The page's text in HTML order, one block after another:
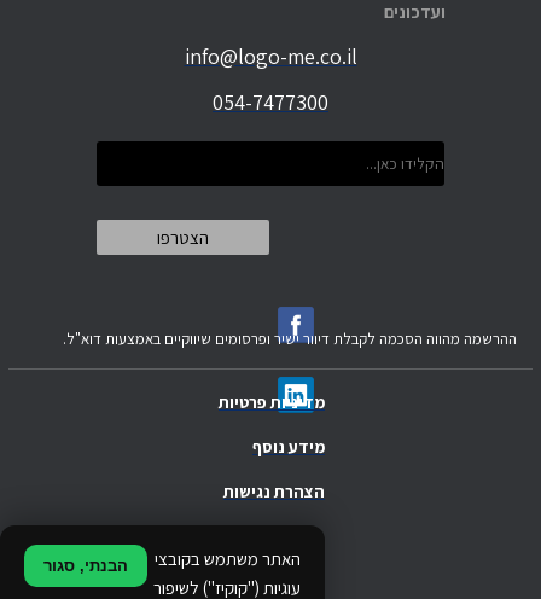
ועדכונים
info@logo-me.co.il
054-7477300
מדיניות פרטיות
האתר משתמש בקובצי
עוגיות ("קוקיז") לשיפור
הבנתי, סגור
מידע נוסף
הצהרת נגישות
ההרשמה מהווה הסכמה לקבלת דיוור ישיר ופרסומים שיווקיים באמצעות דוא"ל.